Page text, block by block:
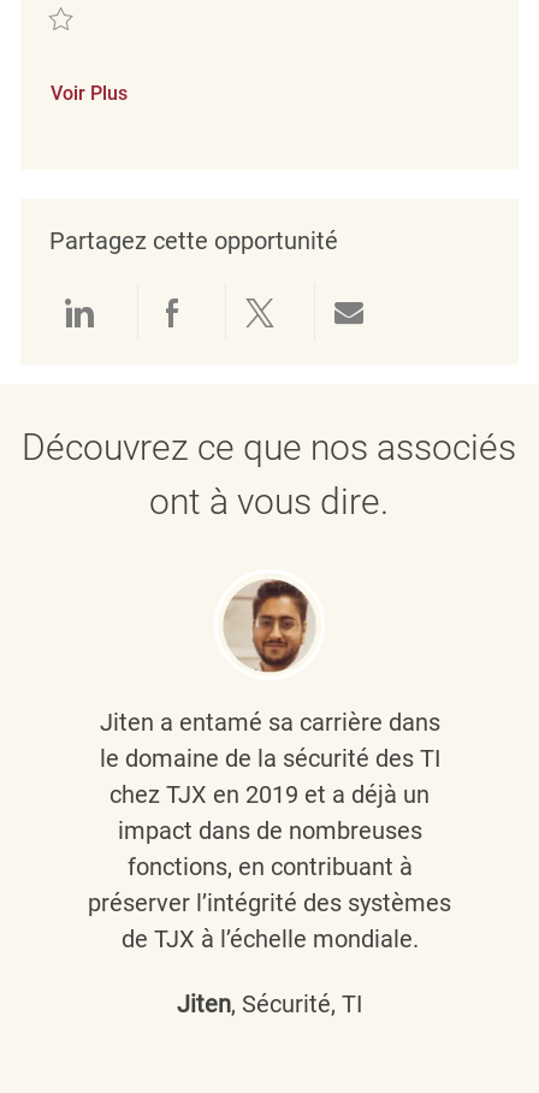
Sauvegarder Verkäufer (m/w/d) REQ121366
Voir Plus
Partagez cette opportunité
Partager via LinkedIn
Partager via Facebook
Partager via twitter
Découvrez ce que nos associés
ont à vous dire.
Jiten a entamé sa carrière dans
le domaine de la sécurité des TI
chez TJX en 2019 et a déjà un
impact dans de nombreuses
fonctions, en contribuant à
préserver l’intégrité des systèmes
de TJX à l’échelle mondiale.
Jiten, Sécurité, TI